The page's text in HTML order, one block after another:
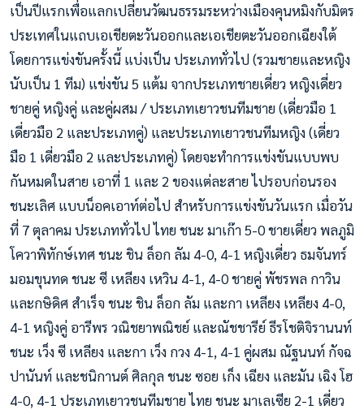
เป็นปีแรกเพื่อแลกเปลี่ยนวัฒนธรรมระหว่างเมืองคุนหมิงกับมิตร
ประเทศในแถบเอเชียตะวันออกและเอเชียตะวันออกเฉียงใต้
โดยการแข่งขันครั้งนี้ แบ่งเป็น ประเภททั่วไป (รวมชายและหญิง
นับเป็น 1 ทีม) แข่งขัน 5 แต้ม จากประเภทชายเดี่ยว หญิงเดี่ยว
ชายคู่ หญิงคู่ และคู่ผสม / ประเภทเยาวชนทีมชาย (เดี่ยวมือ 1
เดี่ยวมือ 2 และประเภทคู่) และประเภทเยาวชนทีมหญิง (เดี่ยว
มือ 1 เดี่ยวมือ 2 และประเภทคู่) โดยจะทำการแข่งขันแบบพบ
กันหมดในสาย เอาที่ 1 และ 2 ของแต่ละสาย ไปรอบก่อนรอง
ชนะเลิศ แบบน็อคเอาท์ต่อไป สำหรับการแข่งขันวันแรก เมื่อวัน
ที่ 7 ตุลาคม ประเภททั่วไป ไทย ชนะ มาเก๊า 5-0 ชายเดี่ยว พลภูมิ
โควาพิทักษ์เทศ ชนะ ชิน ล็อก ลัม 4-0, 4-1 หญิงเดี่ยว ธมจันทร์
มอมขุนทด ชนะ ซี เหลียง เหวิน 4-1, 4-0 ชายคู่ พัชรพล กาวิน
และกษิดิศ สำเร็จ ชนะ ชิน ล็อก ลัม และกา เหลียง เหลียง 4-0,
4-1 หญิงคู่ อารีพร วณิชยาพณิชย์ และณัชชารีย์ ธีรโชติจิรานนท์
ชนะ เว็ง ซี เหลียง และกา เว็ง กวง 4-1, 4-1 คู่ผสม ณัฐนนท์ กัจฉ
ปานันท์ และชนิกานต์ ศิลกุล ชนะ ซอย เก็ง เฉียง และมัน เฉิง โฮ
4-0, 4-1 ประเภทเยาวชนทีมชาย ไทย ชนะ มาเลเซีย 2-1 เดี่ยว